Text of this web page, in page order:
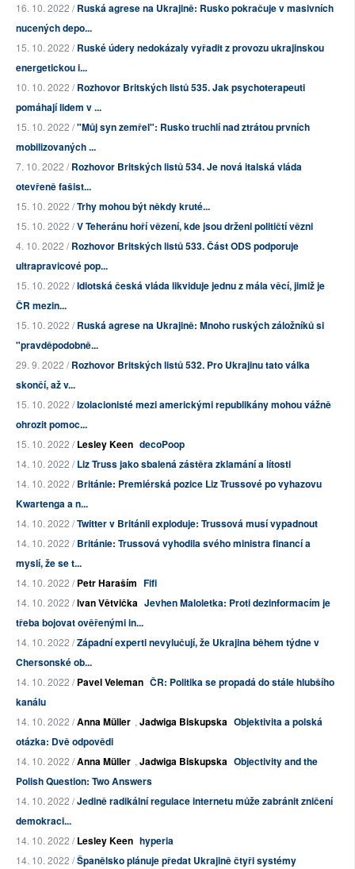
16. 10. 2022 /Ruská agrese na Ukrajině: Rusko pokračuje v masivních
nucených depo...
15. 10. 2022 /Ruské údery nedokázaly vyřadit z provozu ukrajinskou
energetickou i...
10. 10. 2022 /Rozhovor Britských listů 535. Jak psychoterapeuti
pomáhají lidem v ...
15. 10. 2022 /"Můj syn zemřel": Rusko truchlí nad ztrátou prvních
mobilizovaných ...
7. 10. 2022 /Rozhovor Britských listů 534. Je nová italská vláda
otevřeně fašist...
15. 10. 2022 /Trhy mohou být někdy kruté...
15. 10. 2022 /V Teheránu hoří vězení, kde jsou drženi političtí vězni
4. 10. 2022 /Rozhovor Britských listů 533. Část ODS podporuje
ultrapravicové pop...
15. 10. 2022 /Idiotská česká vláda likviduje jednu z mála věcí, jimiž je
ČR mezin...
15. 10. 2022 /Ruská agrese na Ukrajině: Mnoho ruských záložníků si
"pravděpodobně...
29. 9. 2022 /Rozhovor Britských listů 532. Pro Ukrajinu tato válka
skončí, až v...
15. 10. 2022 /Izolacionisté mezi americkými republikány mohou vážně
ohrozit pomoc...
15. 10. 2022 /Lesley Keen decoPoop
14. 10. 2022 /Liz Truss jako sbalená zástěra zklamání a lítosti
14. 10. 2022 /Británie: Premiérská pozice Liz Trussové po vyhazovu
Kwartenga a n...
14. 10. 2022 /Twitter v Británii exploduje: Trussová musí vypadnout
14. 10. 2022 /Británie: Trussová vyhodila svého ministra financí a
myslí, že se t...
14. 10. 2022 /Petr Haraším Fifi
14. 10. 2022 /Ivan Větvička Jevhen Maloletka: Proti dezinformacím je
třeba bojovat ověřenými in...
14. 10. 2022 /Západní experti nevylučují, že Ukrajina během týdne v
Chersonské ob...
14. 10. 2022 /Pavel Veleman ČR: Politika se propadá do stále hlubšího
kanálu
14. 10. 2022 /Anna Müller , Jadwiga Biskupska Objektivita a polská
otázka: Dvě odpovědi
14. 10. 2022 /Anna Müller , Jadwiga Biskupska Objectivity and the
Polish Question: Two Answers
14. 10. 2022 /Jedině radikální regulace internetu může zabránit zničení
demokraci...
14. 10. 2022 /Lesley Keen hyperia
14. 10. 2022 /Španělsko plánuje předat Ukrajině čtyři systémy